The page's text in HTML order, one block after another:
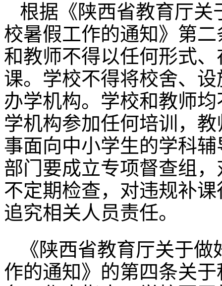
根据《陕西省教育厅
校暑假工作的通知》第
和教师不得以任何形式
课。学校不得将校舍、
办学机构。学校和教师
学机构参加任何培训，
事面向中小学生的学科
部门要成立专项督查组
不定期检查，对违规补
追究相关人员责任。
《陕西省教育厅关于
作的通知》的第四条关